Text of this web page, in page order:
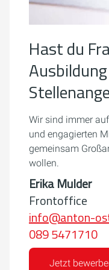
Hast du
Wir sind immer
und engagierten
gemeinsam
wollen.
Erika Mulder
Frontoffice
info@anton-
089 5471710
Jetzt